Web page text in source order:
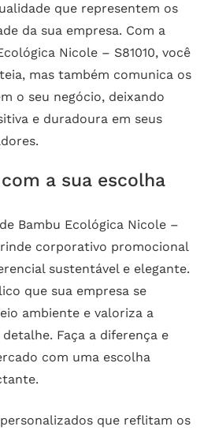
que representem os
da sua empresa. Com a
Nicole – S81010, você
mas também comunica os
o seu negócio, deixando
e duradoura em seus
a sua escolha
Bambu Ecológica Nicole –
corporativo promocional
sustentável e elegante.
que sua empresa se
ambiente e valoriza a
Faça a diferença e
com uma escolha
que reflitam os